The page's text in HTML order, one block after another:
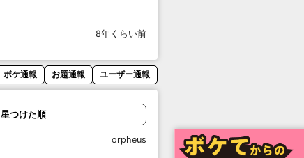
8年くらい前
ボケ通報 お題通報 ユーザー通報
星つけた順
orpheus